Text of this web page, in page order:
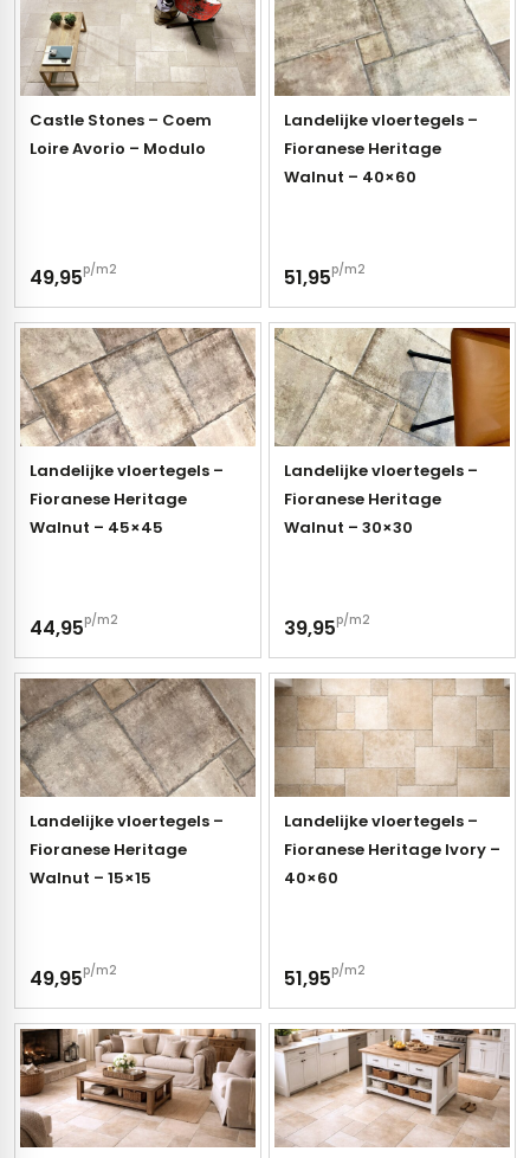
Castle Stones – Coem
Loire Avorio – Modulo
49,95p/m2
Landelijke vloertegels –
Fioranese Heritage
Walnut – 40×60
51,95p/m2
Landelijke vloertegels –
Fioranese Heritage
Walnut – 45×45
44,95p/m2
Landelijke vloertegels –
Fioranese Heritage
Walnut – 30×30
39,95p/m2
Landelijke vloertegels –
Fioranese Heritage
Walnut – 15×15
49,95p/m2
Landelijke vloertegels –
Fioranese Heritage Ivory –
40×60
51,95p/m2